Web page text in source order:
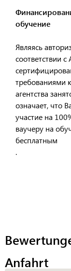
обучение
Являясь
соответствии
требованиями
агентства
означает, что
участие на
ваучеру на
бесплатным
.
Anfahrt